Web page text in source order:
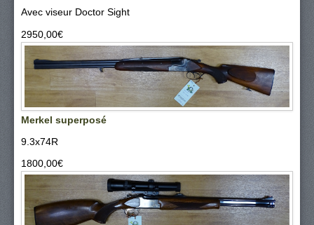
Avec viseur Doctor Sight
2950,00‎€
Merkel superposé
9.3x74R
1800,00‎€